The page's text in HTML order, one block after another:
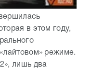
в этом году,
режиме.
лишь два